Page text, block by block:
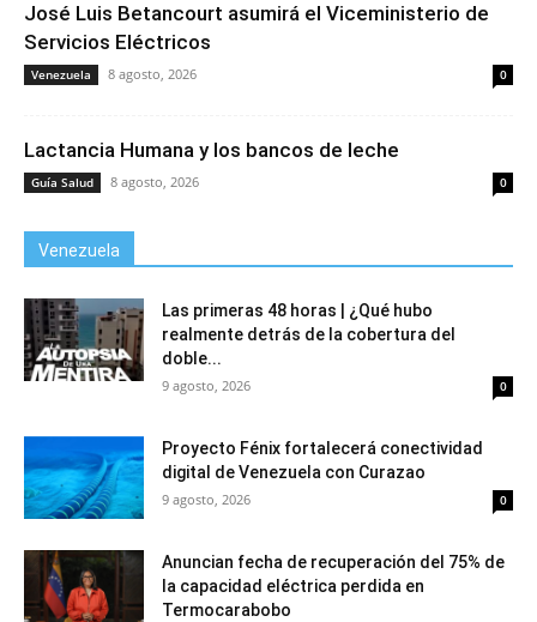
José Luis Betancourt asumirá el Viceministerio de
Servicios Eléctricos
Venezuela 8 agosto, 2026 0
Lactancia Humana y los bancos de leche
Guía Salud 8 agosto, 2026 0
Venezuela
Las primeras 48 horas | ¿Qué hubo
realmente detrás de la cobertura del
doble...
9 agosto, 2026 0
Proyecto Fénix fortalecerá conectividad
digital de Venezuela con Curazao
9 agosto, 2026 0
Anuncian fecha de recuperación del 75% de
la capacidad eléctrica perdida en
Termocarabobo